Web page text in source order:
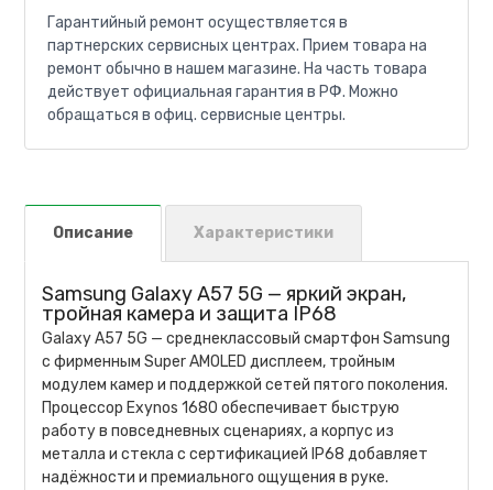
Гарантийный ремонт осуществляется в
партнерских сервисных центрах. Прием товара на
ремонт обычно в нашем магазине. На часть товара
действует официальная гарантия в РФ. Можно
обращаться в офиц. сервисные центры.
Описание Характеристики
Samsung Galaxy A57 5G — яркий экран,
тройная камера и защита IP68
Galaxy A57 5G — среднеклассовый смартфон Samsung
с фирменным Super AMOLED дисплеем, тройным
модулем камер и поддержкой сетей пятого поколения.
Процессор Exynos 1680 обеспечивает быструю
работу в повседневных сценариях, а корпус из
металла и стекла с сертификацией IP68 добавляет
надёжности и премиального ощущения в руке.